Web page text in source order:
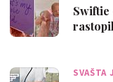
Swiftie
SVAŠTA